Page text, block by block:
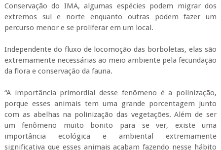
Conservação do IMA, algumas espécies podem migrar dos
extremos sul e norte enquanto outras podem fazer um
percurso menor e se proliferar em um local.
Independente do fluxo de locomoção das borboletas, elas são
extremamente necessárias ao meio ambiente pela fecundação
da flora e conservação da fauna.
“A importância primordial desse fenômeno é a polinização,
porque esses animais tem uma grande porcentagem junto
com as abelhas na polinização das vegetações. Além de ser
um fenômeno muito bonito para se ver, existe uma
importância ecológica e ambiental extremamente
significativa que esses animais acabam fazendo nesse hábito